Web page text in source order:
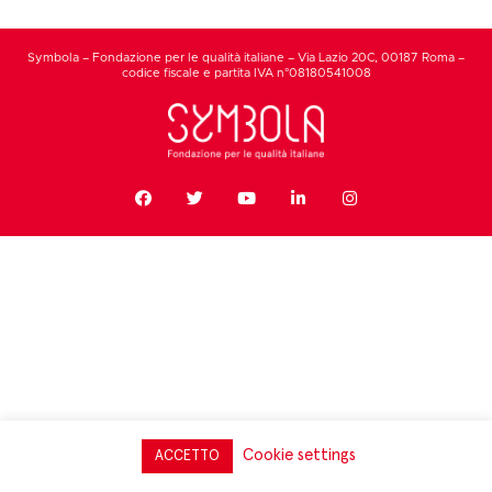
Symbola – Fondazione per le qualità italiane – Via Lazio 20C, 00187 Roma –
codice fiscale e partita IVA n°08180541008
ACCETTO Cookie settings